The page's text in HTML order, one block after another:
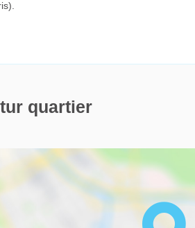
quartier